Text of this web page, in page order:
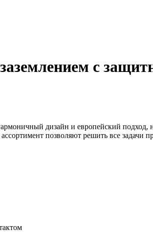
с
дизайн и европейский
позволяют решить все